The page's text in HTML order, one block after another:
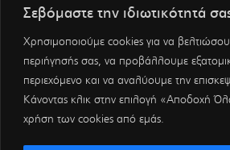
Σεβόμαστε την ιδιωτικότητά
Χρησιμοποιούμε cookies για να
περιήγησής σας, να προβάλλουμε
περιεχόμενο και να αναλύουμε την
Κάνοντας κλικ στην επιλογή «Αποδοχή
χρήση των cookies από εμάς.